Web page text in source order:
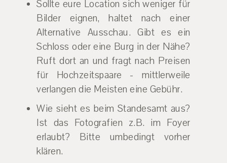
Sollte eure Location sich weniger für
Bilder eignen, haltet nach einer
Alternative Ausschau. Gibt es ein
Schloss oder eine Burg in der Nähe?
Ruft dort an und fragt nach Preisen
für Hochzeitspaare - mittlerweile
verlangen die Meisten eine Gebühr.
Wie sieht es beim Standesamt aus?
Ist das Fotografien z.B. im Foyer
erlaubt? Bitte umbedingt vorher
klären.